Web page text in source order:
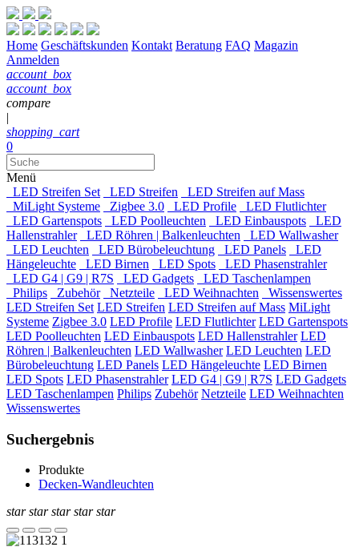
Home Geschäftskunden Kontakt Beratung FAQ Magazin
Anmelden
account_box
account_box
compare
|
shopping_cart
0
Menü
LED Streifen Set
LED Streifen
LED Streifen auf Mass
MiLight Systeme
Zigbee 3.0 LED Profile
LED Flutlichter
LED Gartenspots
LED Poolleuchten LED Einbauspots
LED
Hallenstrahler
LED Röhren | Balkenleuchten
LED Wallwasher
LED Leuchten
LED Bürobeleuchtung LED Panels
LED
Hängeleuchte
LED Birnen LED Spots
LED Phasenstrahler
LED G4 | G9 | R7S
LED Gadgets
LED Taschenlampen
Philips
Zubehör Netzteile LED Weihnachten
Wissenswertes
LED Streifen Set LED Streifen LED Streifen auf Mass MiLight
Systeme Zigbee 3.0 LED Profile LED Flutlichter LED Gartenspots
LED Poolleuchten LED Einbauspots LED Hallenstrahler LED
Röhren | Balkenleuchten LED Wallwasher LED Leuchten LED
Bürobeleuchtung LED Panels LED Hängeleuchte LED Birnen
LED Spots LED Phasenstrahler LED G4 | G9 | R7S LED Gadgets
LED Taschenlampen Philips Zubehör Netzteile LED Weihnachten
Wissenswertes
Suchergebnis
Produkte
Decken-Wandleuchten
star star star star star